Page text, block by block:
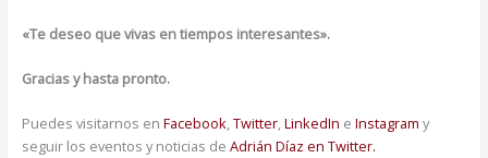
«Te deseo que vivas en tiempos interesantes».
Gracias y hasta pronto.
Puedes visitarnos en Facebook,Twitter,LinkedIn e Instagram y
seguir los eventos y noticias de Adrián Díaz en Twitter.